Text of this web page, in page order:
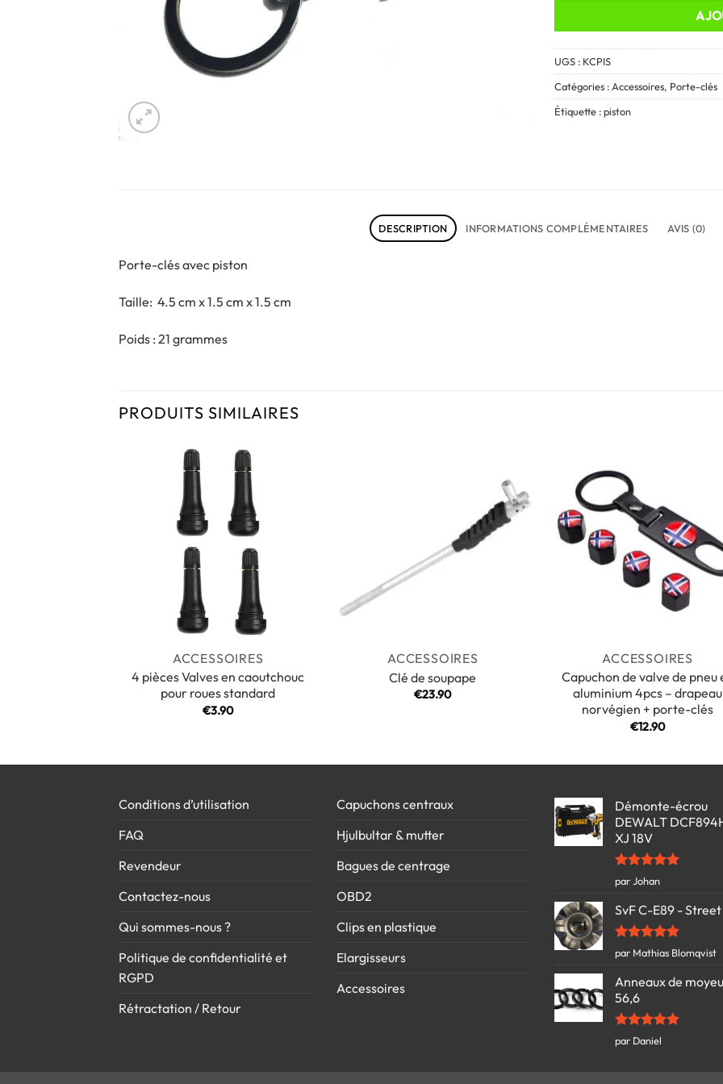
UGS : KCPIS
Catégories : Accessoires, Porte-clés
Étiquette :piston
DESCRIPTION INFORMATIONS COMPLÉMENTAIRES AVIS (0)
Porte-clés avec piston
Taille: 4.5 cm x 1.5 cm x 1.5 cm
Poids : 21 grammes
PRODUITS SIMILAIRES
ACCESSOIRES
4 pièces Valves en caoutchouc
pour roues standard
€3.90
ACCESSOIRES
Clé de soupape
€23.90
ACCESSOIRES
Capuchon de valve de pneu
aluminium 4pcs – drapeau
norvégien + porte-clés
€12.90
Conditions d’utilisation
FAQ
Revendeur
Contactez-nous
Qui sommes-nous ?
Politique de confidentialité et
RGPD
Rétractation / Retour
Capuchons centraux
Hjulbultar & mutter
Bagues de centrage
OBD2
Clips en plastique
Elargisseurs
Accessoires
Démonte-écrou
DEWALT
XJ 18V
Note5sur
5
par Johan
SvF C-E89 - Street
Note5sur
5
par Mathias Blomqvist
Anneaux de
56,6
Note5sur
5
par Daniel